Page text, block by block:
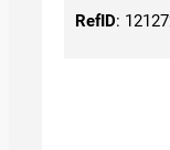
RefID: